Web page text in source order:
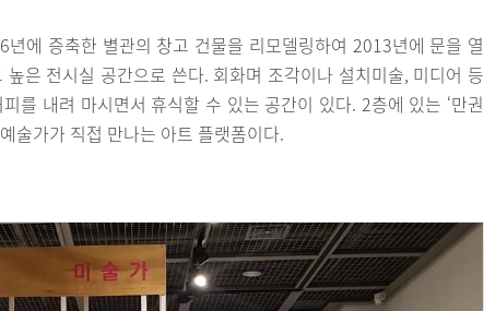
에 증축한 별관의 창고 건물을 리모델링하여 2013년에 문을 열
은 전시실 공간으로 쓴다. 회화며 조각이나 설치미술, 미디어 등
를 내려 마시면서 휴식할 수 있는 공간이 있다. 2층에 있는 ‘만권
술가가 직접 만나는 아트 플랫폼이다.